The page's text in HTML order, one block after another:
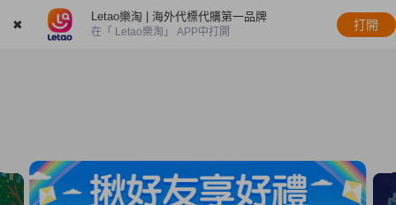
✖
Letao樂淘 | 海外代標代購第一品牌
在「 Letao樂淘」 APP中打開
打開